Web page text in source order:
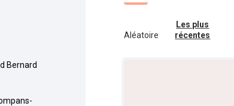
Aléatoire
Les plus
récentes